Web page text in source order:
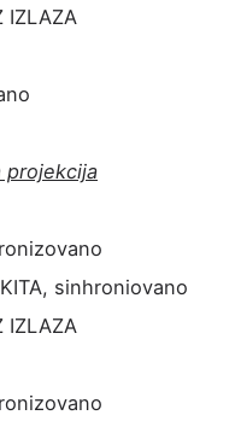
projekcija
sinhroniovano